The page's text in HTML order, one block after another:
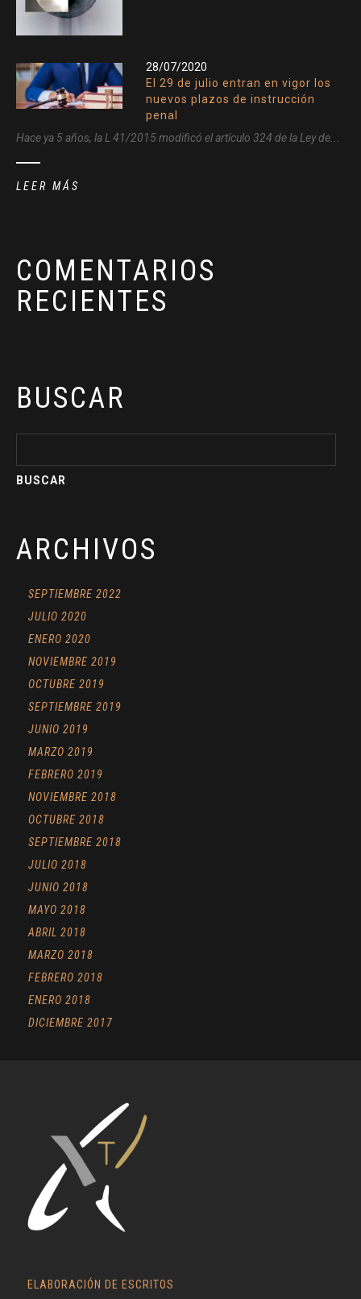
28/07/2020
El 29 de julio entran en vigor los
nuevos plazos de instrucción
penal
Hace ya 5 años, la L 41/2015 modificó el artículo 324 de la Ley de...
LEER MÁS
COMENTARIOS
RECIENTES
BUSCAR
ARCHIVOS
SEPTIEMBRE 2022
JULIO 2020
ENERO 2020
NOVIEMBRE 2019
OCTUBRE 2019
SEPTIEMBRE 2019
JUNIO 2019
MARZO 2019
FEBRERO 2019
NOVIEMBRE 2018
OCTUBRE 2018
SEPTIEMBRE 2018
JULIO 2018
JUNIO 2018
MAYO 2018
ABRIL 2018
MARZO 2018
FEBRERO 2018
ENERO 2018
DICIEMBRE 2017
ELABORACIÓN DE ESCRITOS